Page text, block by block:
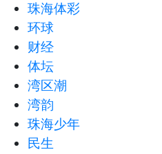
珠海体彩
环球
财经
体坛
湾区潮
湾韵
珠海少年
民生